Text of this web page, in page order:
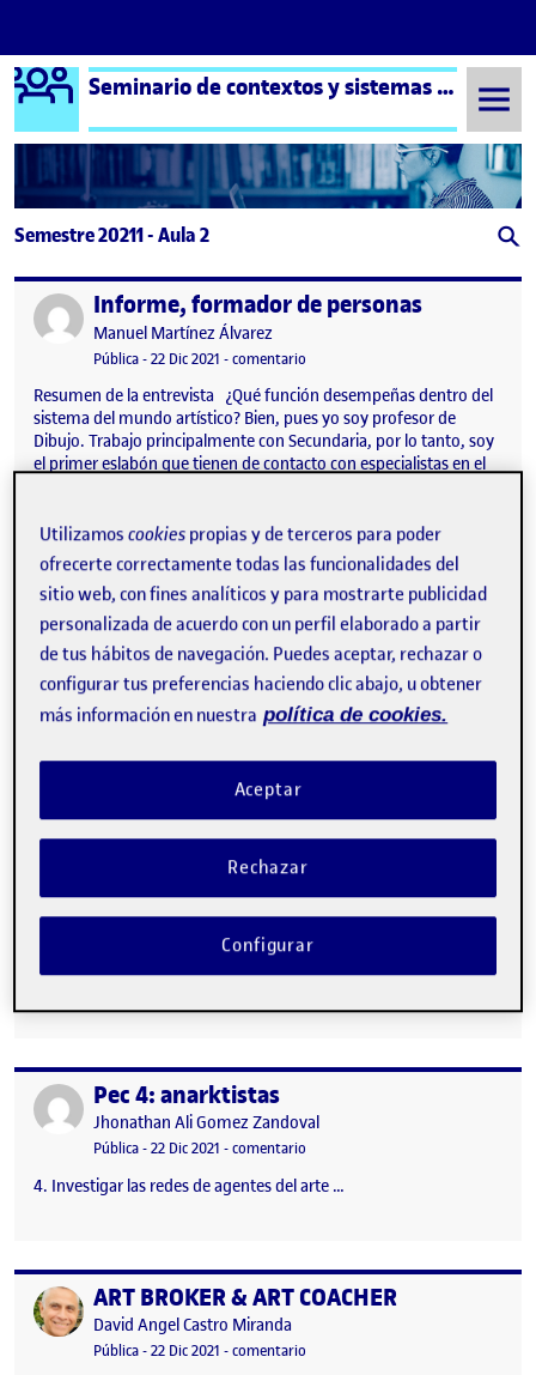
Saltar al contenido
Logo Ágora Seminario de contextos y sistemas del arte aula 2
Semestre 20211 - Aula 2
Publicado porInforme, formador de personas
Publicado por
Manuel Martínez Álvarez
Visibilidad:
Pública-Fecha de publicación
22 Dic 2021 -comentario
Resumen de la entrevista ¿Qué función desempeñas dentro del
sistema del mundo artístico? Bien, pues yo soy profesor de
Dibujo. Trabajo principalmente con Secundaria, por lo tanto, soy
el primer eslabón que tienen de contacto con especialistas en el
otros elementos de este sistema hacen posible tu actuación?) En
primer lugar, depende mucho del currículo que el Ministerio
plantea,…
Publicado porInvestigar las redes de agentes del arte
Publicado por
Luis Bonifacio Horrillo
4. Investigar las redes de agentes del arte …
Publicado por LA GESTIÓN CULTURAL: EL PUENTE INVISIBLE
Publicado por
Daniel Santander Rienda
Fecha de publicación
-comentarioen LA GESTIÓN CULTURAL: EL
4. Investigar las redes de agentes del arte …
Publicado porPec 4: anarktistas
Publicado por
Jhonathan Ali Gomez Zandoval
Visibilidad:
Pública-Fecha de publicación
22 Dic 2021 19 marzo, 2023 8:53 pm
-comentario
4. Investigar las redes de agentes del arte …
Publicado porART BROKER & ART COACHER
Publicado por
David Angel Castro Miranda
Visibilidad:
Pública-Fecha de publicación
22 Dic 2021 24 junio, 2022 5:32 pm
-comentario
Utilizamoscookies propias y de terceros para poder
ofrecerte correctamente todas las funcionalidades del
sitio web, con fines analíticos y para mostrarte publicidad
personalizada de acuerdo con un perfil elaborado a partir
de tus hábitos de navegación. Puedes aceptar, rechazar o
configurar tus preferencias haciendo clic abajo, u obtener
más información en nuestra política de cookies.
Rechazar
Aceptar
Configurar